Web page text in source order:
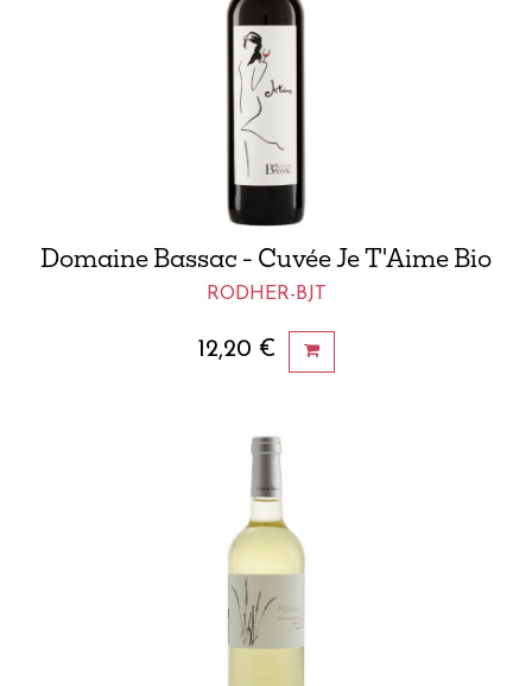
Domaine Bassac - Cuvée Je T'Aime Bio
RODHER-BJT
12,20 €